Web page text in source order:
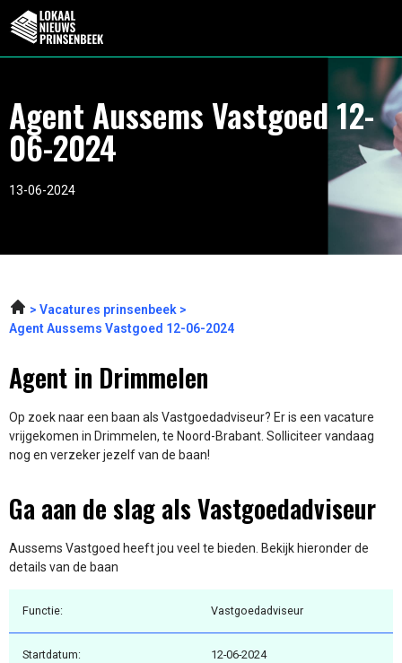
Agent Aussems Vastgoed 12-
06-2024
13-06-2024
Vacatures prinsenbeek
Agent Aussems Vastgoed 12-06-2024
Agent in Drimmelen
Op zoek naar een baan als Vastgoedadviseur? Er is een vacature
vrijgekomen in Drimmelen, te Noord-Brabant. Solliciteer vandaag
nog en verzeker jezelf van de baan!
Ga aan de slag als Vastgoedadviseur
Aussems Vastgoed heeft jou veel te bieden. Bekijk hieronder de
details van de baan
Functie: Vastgoedadviseur
Startdatum: 12-06-2024